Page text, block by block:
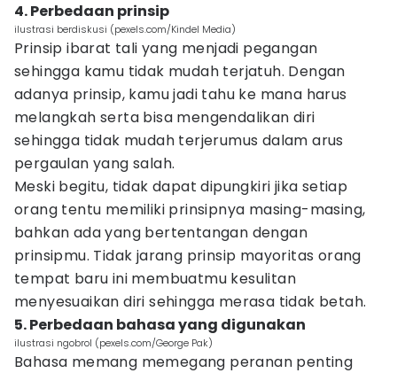
4. Perbedaan prinsip
ilustrasi berdiskusi (pexels.com/Kindel Media)
Prinsip ibarat tali yang menjadi pegangan
sehingga kamu tidak mudah terjatuh. Dengan
adanya prinsip, kamu jadi tahu ke mana harus
melangkah serta bisa mengendalikan diri
sehingga tidak mudah terjerumus dalam arus
pergaulan yang salah.
Meski begitu, tidak dapat dipungkiri jika setiap
orang tentu memiliki prinsipnya masing-masing,
bahkan ada yang bertentangan dengan
prinsipmu. Tidak jarang prinsip mayoritas orang
tempat baru ini membuatmu kesulitan
menyesuaikan diri sehingga merasa tidak betah.
5. Perbedaan bahasa yang digunakan
ilustrasi ngobrol (pexels.com/George Pak)
Bahasa memang memegang peranan penting